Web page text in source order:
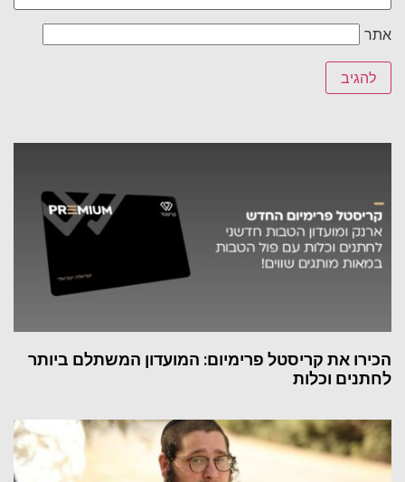
אתר
הכירו את קריסטל פרימיום: המועדון המשתלם ביותר
לחתנים וכלות